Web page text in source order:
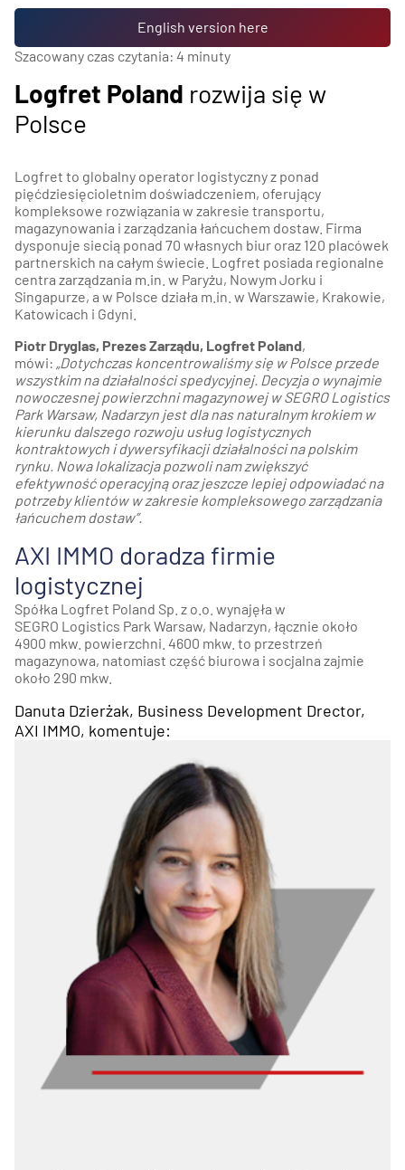
English version here
Szacowany czas czytania: 4 minuty
Logfret Poland rozwija się w
Polsce
Logfret to globalny operator logistyczny z ponad
pięćdziesięcioletnim doświadczeniem, oferujący
kompleksowe rozwiązania w zakresie transportu,
magazynowania i zarządzania łańcuchem dostaw. Firma
dysponuje siecią ponad 70 własnych biur oraz 120 placówek
partnerskich na całym świecie. Logfret posiada regionalne
centra zarządzania m.in. w Paryżu, Nowym Jorku i
Singapurze, a w Polsce działa m.in. w Warszawie, Krakowie,
Katowicach i Gdyni.
Piotr Dryglas, Prezes Zarządu, Logfret Poland,
mówi: „Dotychczas koncentrowaliśmy się w Polsce przede
wszystkim na działalności spedycyjnej. Decyzja o wynajmie
nowoczesnej powierzchni magazynowej w SEGRO Logistics
Park Warsaw, Nadarzyn jest dla nas naturalnym krokiem w
kierunku dalszego rozwoju usług logistycznych
kontraktowych i dywersyfikacji działalności na polskim
rynku. Nowa lokalizacja pozwoli nam zwiększyć
efektywność operacyjną oraz jeszcze lepiej odpowiadać na
potrzeby klientów w zakresie kompleksowego zarządzania
łańcuchem dostaw”.
AXI IMMO doradza firmie
logistycznej
Spółka Logfret Poland Sp. z o.o. wynajęła w
SEGRO Logistics Park Warsaw, Nadarzyn, łącznie około
4900 mkw. powierzchni. 4600 mkw. to przestrzeń
magazynowa, natomiast część biurowa i socjalna zajmie
około 290 mkw.
Danuta Dzierżak, Business Development Drector,
AXI IMMO, komentuje: